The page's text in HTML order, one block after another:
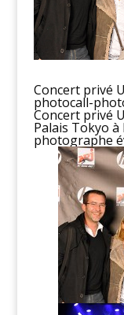
Concert privé
photocall-
Concert privé
Palais Tokyo
photographe